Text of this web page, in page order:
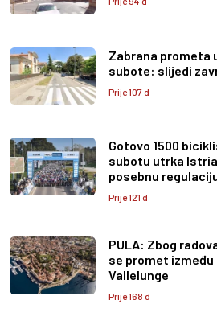
Zabrana prometa
subote: slijedi
Prije 107 d
Gotovo 1500
subotu utrka Istria
posebnu
Prije 121 d
PULA: Zbog
se promet između
Vallelunge
Prije 168 d